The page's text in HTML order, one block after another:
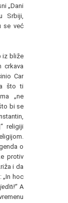
„Dani
Srbiji,
se već
iz bliže
crkava
Car
što ti
„ne
bi se
religiji
o
protiv
i da
„In hoc
“ A